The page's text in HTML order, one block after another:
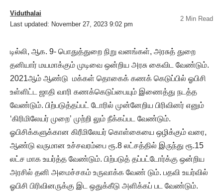
Last updated: November 27, 2023 9:02 pm
Viduthalai
2 Min Read
டில்லி, ஆக. 9- பொதுத்துறை நிறு வனங்கள், அரசுத் துறை
தனியார் மயமாக்கும் முடிவை ஒன்றிய அரசு கைவிட வேண்டும்.
2021ஆம் ஆண்டு மக்கள் தொகைக் கணக் கெடுப்பில் ஓபிசி
உள்ளிட்ட ஜாதி வாரி கணக்கெடுப்பையும் இணைத்து நடத்த
வேண்டும். பிற்படுத்தப்பட் டோரில் முன்னேறிய பிரிவினர் எனும்
‘கிரிமிலேயர் முறை’ முற்றி லும் நீக்கப்பட வேண்டும்.
ஓபிசிக்களுக்கான கிரீமிலேயர் கொள்கையை ஒழிக்கும் வரை,
ஆண்டு வருமான உச்சவரம்பை ரூ.8 லட்சத்தில் இருந்து ரூ.15
லட்ச மாக உயர்த்த வேண்டும். பிற்படுத் தப்பட்டோர்க்கு ஒன்றிய
அரசில் தனி அமைச்சகம் உருவாக்க வேண் டும். பதவி உயர்வில்
ஓபிசி பிரிவினருக்கு இட ஒதுக்கீடு அளிக்கப் பட வேண்டும்.